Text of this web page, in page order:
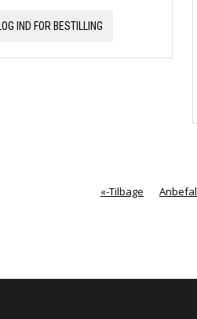
LOG IND FOR BESTILLING
«-Tilbage Anbefal